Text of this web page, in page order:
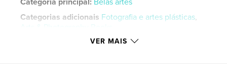
Categorias adicionais Fotografia e artes plásticas,
Arts & Photography Books
Paisagem de formato grande,
VER MAIS